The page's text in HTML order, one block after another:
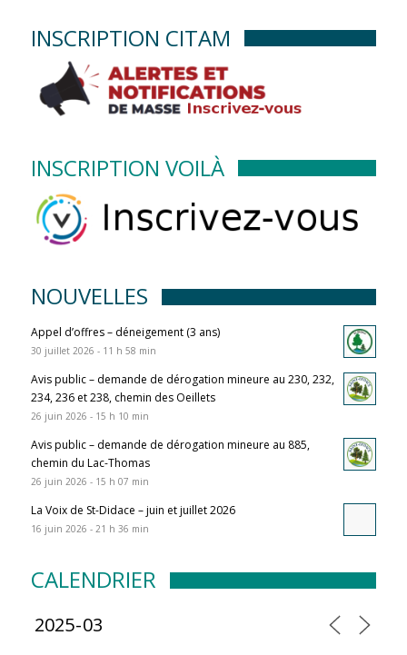
INSCRIPTION CITAM
INSCRIPTION VOILÀ
NOUVELLES
Appel d’offres – déneigement (3 ans)
30 juillet 2026 - 11 h 58 min
Avis public – demande de dérogation mineure au 230, 232,
234, 236 et 238, chemin des Oeillets
26 juin 2026 - 15 h 10 min
Avis public – demande de dérogation mineure au 885,
chemin du Lac-Thomas
26 juin 2026 - 15 h 07 min
La Voix de St-Didace – juin et juillet 2026
16 juin 2026 - 21 h 36 min
CALENDRIER